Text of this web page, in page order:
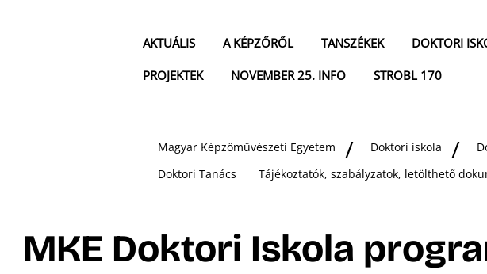
AKTUÁLIS A KÉPZŐRŐL TANSZÉKEK DOKTORI
PROJEKTEK
NOVEMBER 25. INFO STROBL 170
Magyar Képzőművészeti Egyetem Doktori iskola
Doktori Tanács
Tájékoztatók, szabályzatok, letölthető
MKE Doktori Iskola